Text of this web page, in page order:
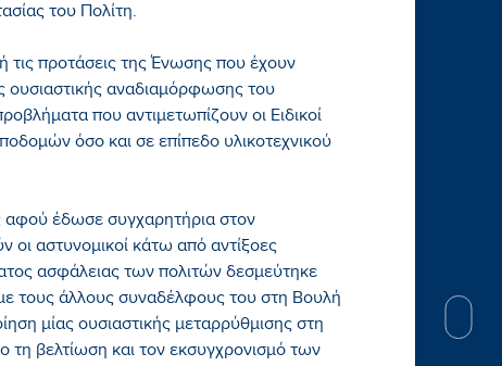
του Πολίτη.
τις προτάσεις της Ένωσης που έχουν
ουσιαστικής αναδιαμόρφωσης του
που αντιμετωπίζουν οι Ειδικοί
όσο και σε επίπεδο υλικοτεχνικού
έδωσε συγχαρητήρια στον
οι αστυνομικοί κάτω από αντίξοες
ασφάλειας των πολιτών δεσμεύτηκε
τους άλλους συναδέλφους του στη Βουλή
μίας ουσιαστικής μεταρρύθμισης στη
τη βελτίωση και τον εκσυγχρονισμό των